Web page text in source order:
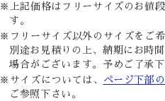
※上記価格はフリーサイズのお値段
す。
※フリーサイズ以外のサイズをご希
別途お見積りの上、納期にお時間
場合がございます。予めご了承下
※サイズについては、 ページ下部
ご参照下さい。